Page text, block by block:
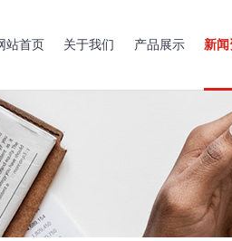
站首页 关于我们 产品展示 新闻